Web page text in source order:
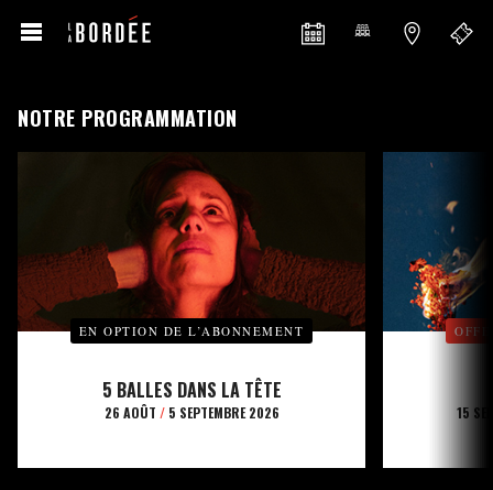
NOTRE PROGRAMMATION
EN OPTION DE L’ABONNEMENT
5 BALLES DANS LA TÊTE
26 AOÛT /5 SEPTEMBRE 2026 15